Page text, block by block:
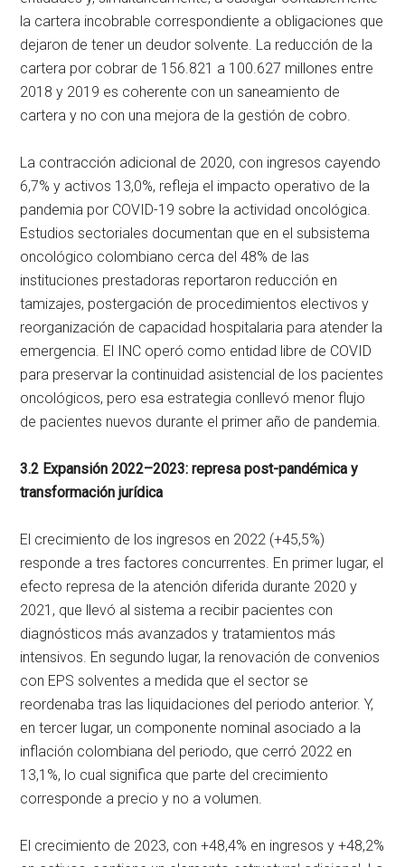
la cartera incobrable correspondiente a obligaciones que
dejaron de tener un deudor solvente. La reducción de la
cartera por cobrar de 156.821 a 100.627 millones entre
2018 y 2019 es coherente con un saneamiento de
cartera y no con una mejora de la gestión de cobro.
La contracción adicional de 2020, con ingresos cayendo
6,7% y activos 13,0%, refleja el impacto operativo de la
pandemia por COVID-19 sobre la actividad oncológica.
Estudios sectoriales documentan que en el subsistema
oncológico colombiano cerca del 48% de las
instituciones prestadoras reportaron reducción en
tamizajes, postergación de procedimientos electivos y
reorganización de capacidad hospitalaria para atender la
emergencia. El INC operó como entidad libre de COVID
para preservar la continuidad asistencial de los pacientes
oncológicos, pero esa estrategia conllevó menor flujo
de pacientes nuevos durante el primer año de pandemia.
3.2 Expansión 2022–2023: represa post-pandémica y
transformación jurídica
El crecimiento de los ingresos en 2022 (+45,5%)
responde a tres factores concurrentes. En primer lugar, el
efecto represa de la atención diferida durante 2020 y
2021, que llevó al sistema a recibir pacientes con
diagnósticos más avanzados y tratamientos más
intensivos. En segundo lugar, la renovación de convenios
con EPS solventes a medida que el sector se
reordenaba tras las liquidaciones del periodo anterior. Y,
en tercer lugar, un componente nominal asociado a la
inflación colombiana del periodo, que cerró 2022 en
13,1%, lo cual significa que parte del crecimiento
corresponde a precio y no a volumen.
El crecimiento de 2023, con +48,4% en ingresos y +48,2%